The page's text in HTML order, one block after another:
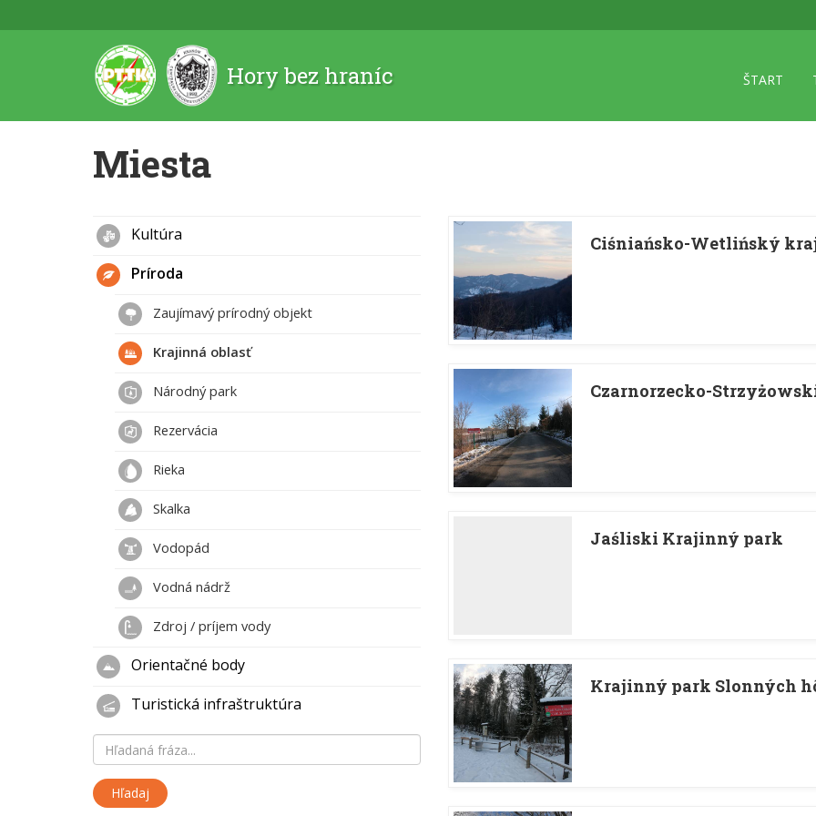
Hory bez hraníc ŠTART
Miesta
Ciśniańsko-Wetlińský
Czarnorzecko-
Jaśliski Krajinný park
Krajinný park Slonných
Kultúra
Príroda
Zaujímavý prírodný objekt
Krajinná oblasť
Národný park
Rezervácia
Rieka
Skalka
Vodopád
Vodná nádrž
Zdroj / príjem vody
Orientačné body
Turistická infraštruktúra